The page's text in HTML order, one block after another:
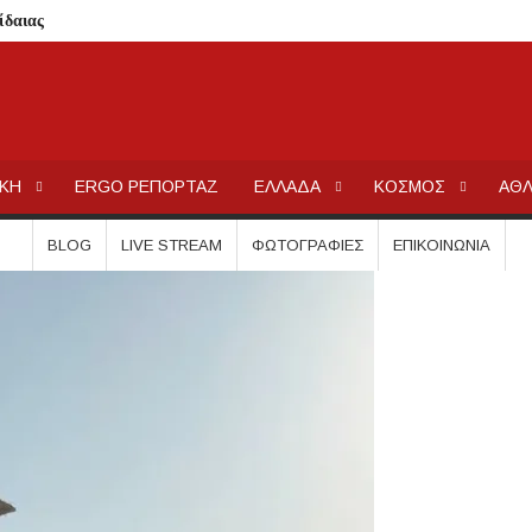
του Σωτήρος στην Παραλία Διονυσίου
– Τέλος η προληπτική απαγόρευση χρήσης
«ΠΡΟΛΑΜΒΑΝΩ» έως το 2030
ERGO ΡΕΠΟΡΤΑΖ ΕΛΛΑΔΑ ΚΟΣΜΟΣ
BLOG LIVE STREAM ΦΩΤΟΓΡΑΦΊΕΣ ΕΠΙΚΟΙΝΩΝΊΑ